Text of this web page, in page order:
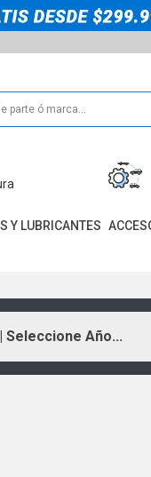
Y LUBRICANTES
Seleccione Año...